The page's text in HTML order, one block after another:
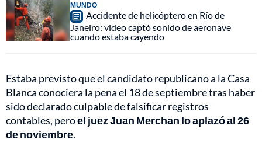
MUNDO
Accidente de helicóptero en Río de
Janeiro: video captó sonido de aeronave
cuando estaba cayendo
Estaba previsto que el candidato republicano a la Casa
Blanca conociera la pena el 18 de septiembre tras haber
sido declarado culpable de falsificar registros
contables, peroel juez Juan Merchan lo aplazó al 26
de noviembre.